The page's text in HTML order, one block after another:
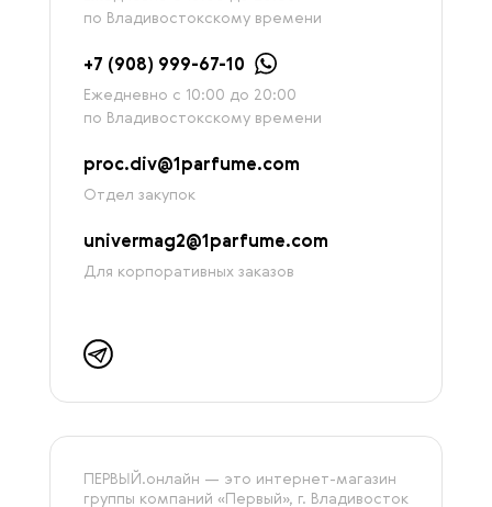
по Владивостокскому времени
+7 (908) 999-67-10
Ежедневно с 10:00 до 20:00
по Владивостокскому времени
proc.div@1parfume.com
Отдел закупок
univermag2@1parfume.com
Для корпоративных заказов
ПЕРВЫЙ.онлайн — это интернет-магазин
группы компаний «‎Первый», г. Владивосток